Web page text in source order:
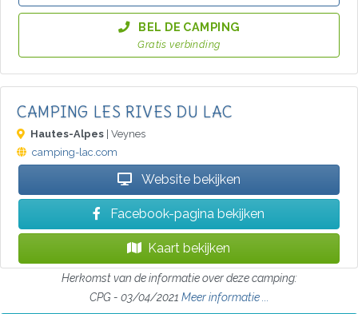
BEL DE CAMPING
Gratis verbinding
CAMPING LES RIVES DU LAC
Hautes-Alpes | Veynes
camping-lac.com
Website bekijken
Facebook-pagina bekijken
Kaart bekijken
Herkomst van de informatie over deze camping:
CPG - 03/04/2021 Meer informatie ...